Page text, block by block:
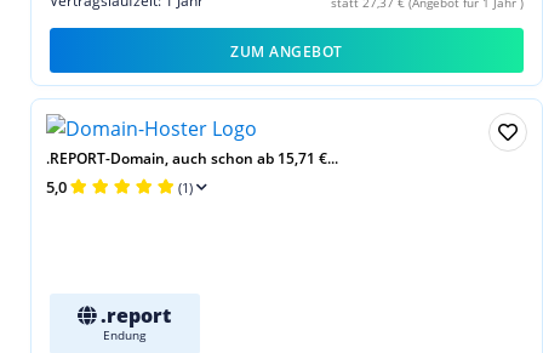
ZUM ANGEBOT
.REPORT-Domain, auch schon ab 15,71 €...
5,0 (1)
.report
Endung